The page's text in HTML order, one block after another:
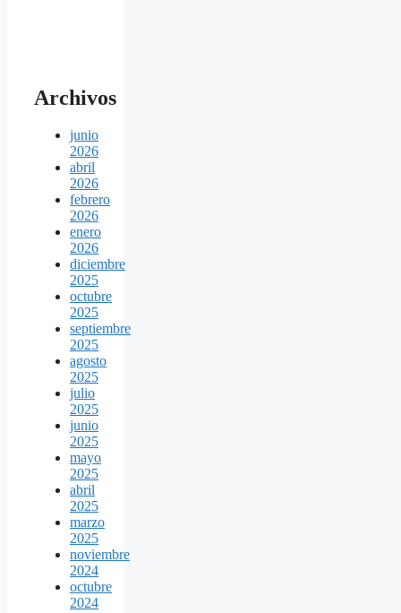
Archivos
junio
2026
abril
2026
febrero
2026
enero
2026
diciembre
2025
octubre
2025
septiembre
2025
agosto
2025
julio
2025
junio
2025
mayo
2025
abril
2025
marzo
2025
noviembre
2024
octubre
2024